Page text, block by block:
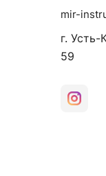
mir-
г.
59